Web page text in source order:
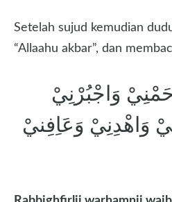
Setelah sujud kemudian
“Allaahu akbar”, dan
وَاجْبُرْنِيْ
وَاهْدِنِيْ وَعَاِفِنيْ